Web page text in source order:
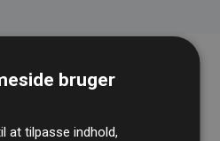
bruger
at tilpasse indhold,